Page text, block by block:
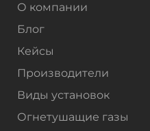
О компании
Блог
Кейсы
Производители
Виды установок
Огнетушащие газы